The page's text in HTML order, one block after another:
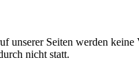
Seiten werden
nicht statt.